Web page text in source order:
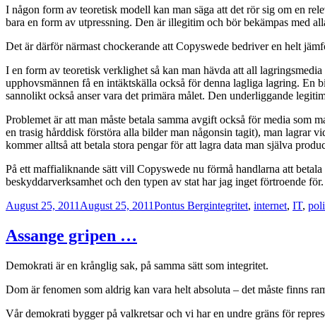
I någon form av teoretisk modell kan man säga att det rör sig om en
bara en form av utpressning. Den är illegitim och bör bekämpas med
Det är därför närmast chockerande att Copyswede bedriver en helt
I en form av teoretisk verklighet så kan man hävda att all
upphovsmännen få en intäktskälla också för denna lagliga lagring.
sannolikt också anser vara det primära målet. Den underliggande
Problemet är att man måste betala samma avgift också för media som
en trasig hårddisk förstöra alla bilder man någonsin tagit), man lagrar
kommer alltså att betala stora pengar för att lagra data man själva
På ett maffialiknande sätt vill Copyswede nu förmå handlarna att
beskyddarverksamhet och den typen av stat har jag inget förtroende för.
Posted
August 25, 2011 August 25, 2011Author
Pontus BergCategories
integritet, internet, IT,
Assange gripen …
Demokrati är en krånglig sak, på samma sätt som integritet.
Dom är fenomen som aldrig kan vara helt absoluta – det måste finns
Vår demokrati bygger på valkretsar och vi har en undre gräns för